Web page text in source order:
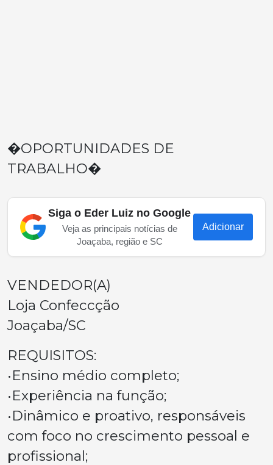
�OPORTUNIDADES DE
TRABALHO�
Siga o Eder Luiz no Google
Veja as principais notícias de
Joaçaba, região e SC
Adicionar
VENDEDOR(A)
Loja Confeccção
Joaçaba/SC
REQUISITOS:
•Ensino médio completo;
•Experiência na função;
•Dinâmico e proativo, responsáveis
com foco no crescimento pessoal e
profissional;